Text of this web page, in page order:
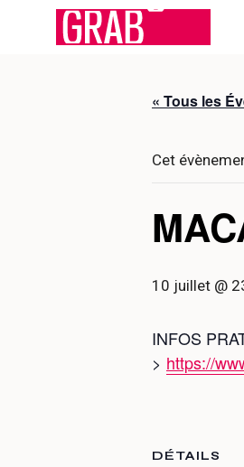
« Tous les
Cet
10 juillet @
INFOS
> https://
DÉTAILS